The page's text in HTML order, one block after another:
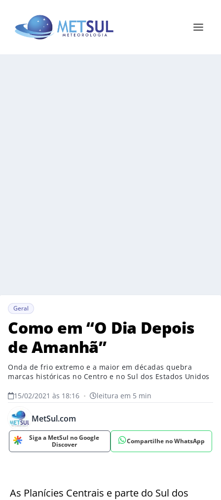
Geral
Como em “O Dia Depois
de Amanhã”
Onda de frio extremo e a maior em décadas quebra
marcas históricas no Centro e no Sul dos Estados Unidos
15/02/2021 às 18:16 • leitura em 5 min
MetSul.com
Siga a MetSul no Google
Discover
Compartilhe no WhatsApp
As Planícies Centrais e parte do Sul dos